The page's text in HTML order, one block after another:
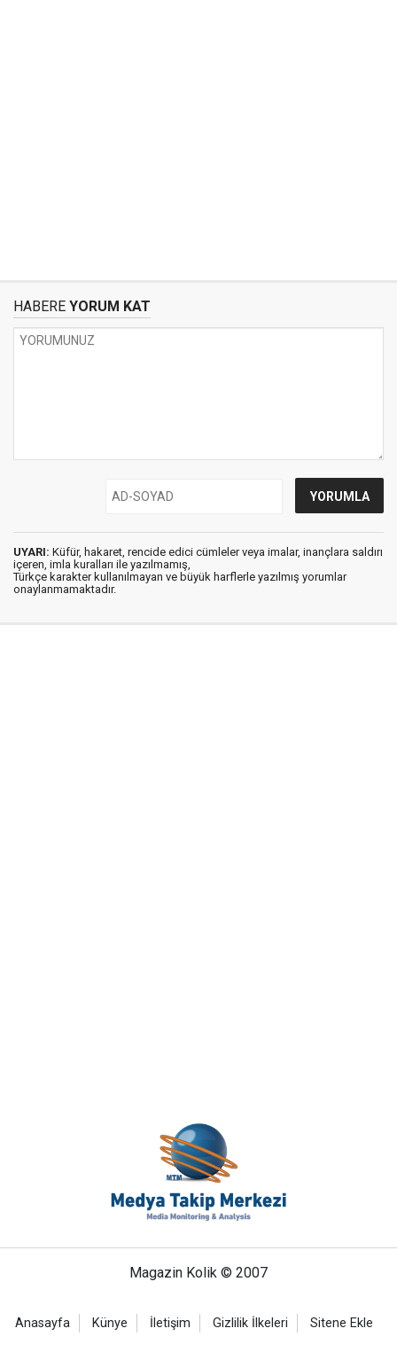
HABERE YORUM KAT
UYARI: Küfür, hakaret, rencide edici cümleler veya imalar, inançlara saldırı
içeren, imla kuralları ile yazılmamış,
Türkçe karakter kullanılmayan ve büyük harflerle yazılmış yorumlar
onaylanmamaktadır.
Magazin Kolik © 2007
Anasayfa Künye İletişim Gizlilik İlkeleri Sitene Ekle